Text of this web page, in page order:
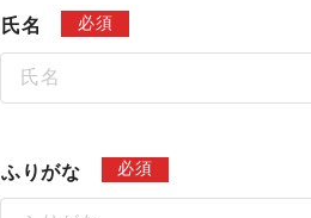
氏名 必須
ふりがな 必須